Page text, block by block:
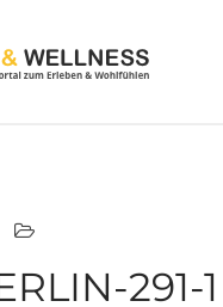
291-1